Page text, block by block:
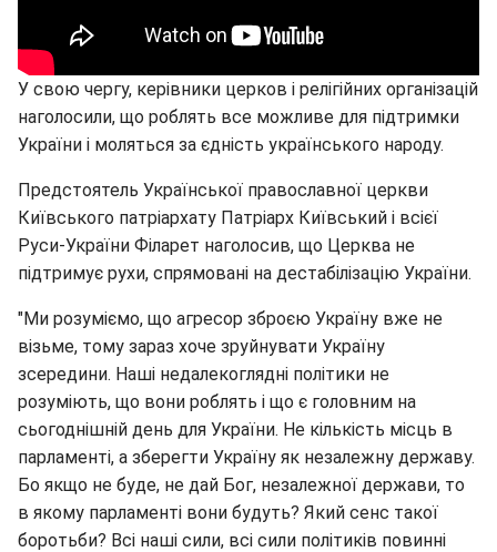
У свою чергу, керівники церков і релігійних організацій
наголосили, що роблять все можливе для підтримки
України і моляться за єдність українського народу.
Предстоятель Української православної церкви
Київського патріархату Патріарх Київський і всієї
Руси-України Філарет наголосив, що Церква не
підтримує рухи, спрямовані на дестабілізацію України.
"Ми розуміємо, що агресор зброєю Україну вже не
візьме, тому зараз хоче зруйнувати Україну
зсередини. Наші недалекоглядні політики не
розуміють, що вони роблять і що є головним на
сьогоднішній день для України. Не кількість місць в
парламенті, а зберегти Україну як незалежну державу.
Бо якщо не буде, не дай Бог, незалежної держави, то
в якому парламенті вони будуть? Який сенс такої
боротьби? Всі наші сили, всі сили політиків повинні